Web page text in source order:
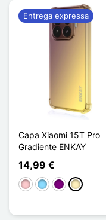
Capa Xiaomi 15T Pro
Gradiente ENKAY
14,99 €
RosaAzul Claro
Púrpura
Ouro
Entrega expressa